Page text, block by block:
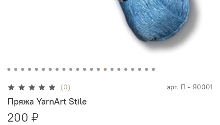
(0) арт. П - Я0001
Пряжа YarnArt Stile
200 ₽